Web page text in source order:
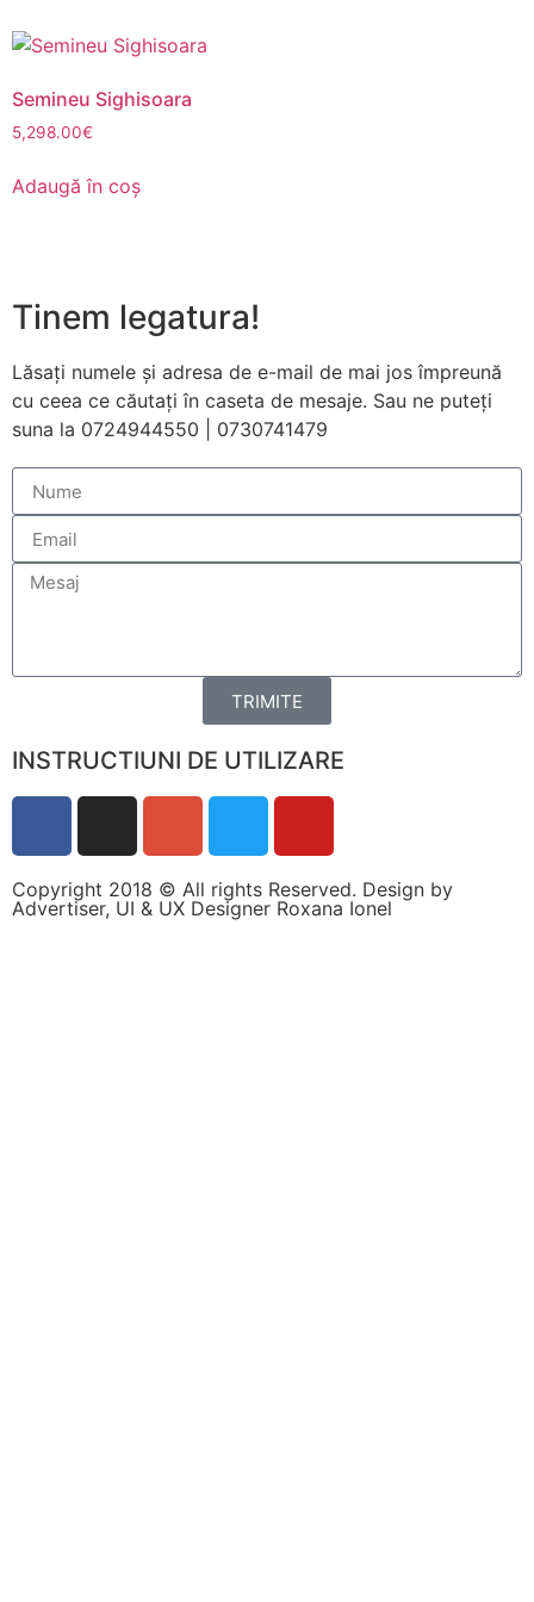
Semineu Sighisoara
5,298.00€
Adaugă în coș
Tinem legatura!
Lăsați numele și adresa de e-mail de mai jos împreună
cu ceea ce căutați în caseta de mesaje. Sau ne puteți
suna la 0724944550 | 0730741479
TRIMITE
INSTRUCTIUNI DE UTILIZARE
Copyright 2018 © All rights Reserved. Design by
Advertiser, UI & UX Designer Roxana Ionel
mai bine posibil
în timpul vizitei
Dacă refuzați
aceste cookie-
funcționalități
vor dispărea de
Marketing
Împărtășindu-vă
comportamentul
pe măsură ce
vizitați site-ul
șansa de a
vedea conținut
și oferte
personalizate.